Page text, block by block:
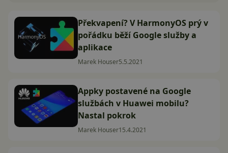
Překvapení? V HarmonyOS prý v
pořádku běží Google služby a
aplikace
Marek Houser5.5.2021
Appky postavené na Google
službách v Huawei mobilu?
Nastal pokrok
Marek Houser15.4.2021